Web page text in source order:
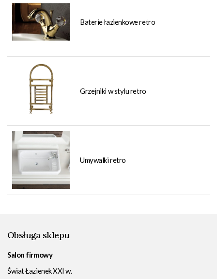
Baterie łazienkowe retro
Grzejniki w stylu retro
Umywalki retro
Obsługa sklepu
Salon firmowy
Świat Łazienek XXI w.